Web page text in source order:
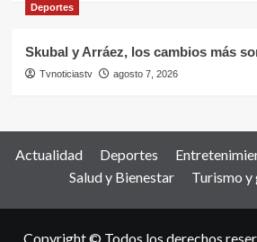
Deportes
Skubal y Arráez, los cambios más
Tvnoticiastv agosto 7, 2026
Actualidad Deportes
Salud y Bienestar
Turismo
Copyright © Todos los derechos